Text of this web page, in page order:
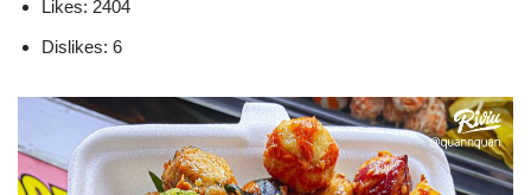
Likes: 2404
Dislikes: 6